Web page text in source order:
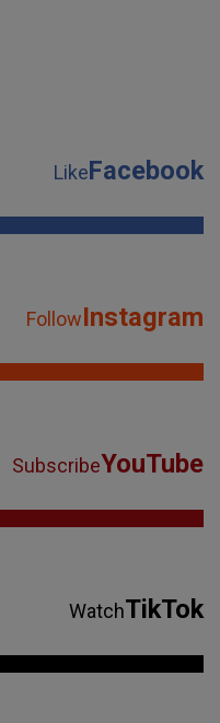
LikeFacebook
FollowInstagram
SubscribeYouTube
WatchTikTok